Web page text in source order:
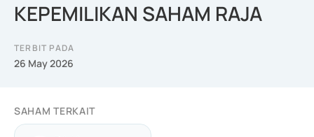
KEPEMILIKAN SAHAM RAJA
TERBIT PADA
26 May 2026
SAHAM TERKAIT